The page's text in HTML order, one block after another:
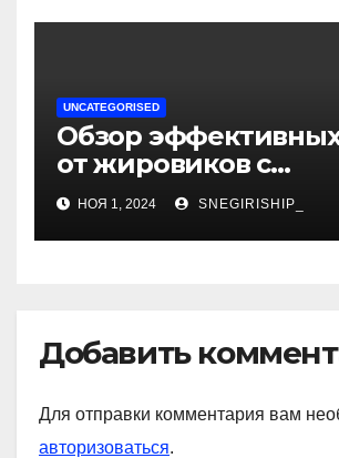
UNCATEGORISED
Обзор
от жировиков с
рассасывающим
НОЯ 1, 2024 SNEGIRISHIP_
Добавить
Для отправки комментария вам
авторизоваться.